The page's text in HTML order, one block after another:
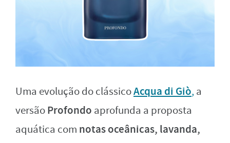
Uma evolução do clássicoAcqua di Giò,a
versãoProfondo aprofunda a proposta
aquática com notas oceânicas, lavanda,